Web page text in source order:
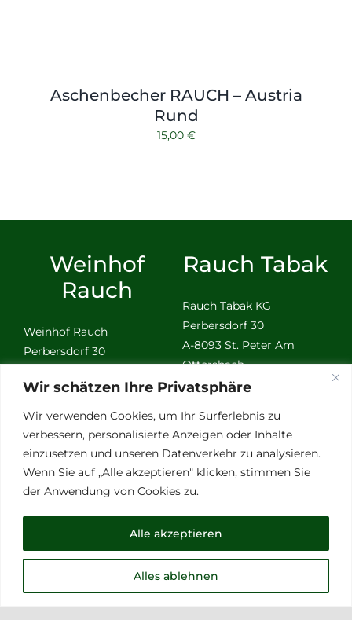
Wir schätzen Ihre Privatsphäre
Wir verwenden Cookies, um Ihr Surferlebnis zu
verbessern, personalisierte Anzeigen oder Inhalte
einzusetzen und unseren Datenverkehr zu analysieren.
Wenn Sie auf „Alle akzeptieren" klicken, stimmen Sie
der Anwendung von Cookies zu.
Alles ablehnen
Alle akzeptieren
Aschenbecher RAUCH – Austria
Rund
15,00 €
Weinhof
Rauch
Weinhof Rauch
Perbersdorf 30
Ottersbach
Wir sind erreichbar
Montag bis Donnerstag
von 09:00 bis 15:30 Uhr
Sollten Sie uns nicht
erreichen rufen wir gerne
zurück.
Büro: +43 664 73 11 3003
mobil: +43 664 28 08 437
Email:rauch@weinhof-
rauch.at
Rauch Tabak
Rauch Tabak KG
Perbersdorf 30
A-8093 St. Peter Am
Ottersbach
Wir sind erreichbar
Montag bis Donnerstag
von 09:00 bis 15:30 Uhr
Sollten Sie uns nicht
erreichen rufen wir gerne
zurück.
mobil: +43 664 28 08 437
e-mail:office@tabak-
rauch.at